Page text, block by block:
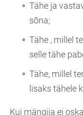
Tähe ja
sõna;
Tähe , millel
selle tähe
Tähe, millel
lisaks tähele
Kui mängija ei